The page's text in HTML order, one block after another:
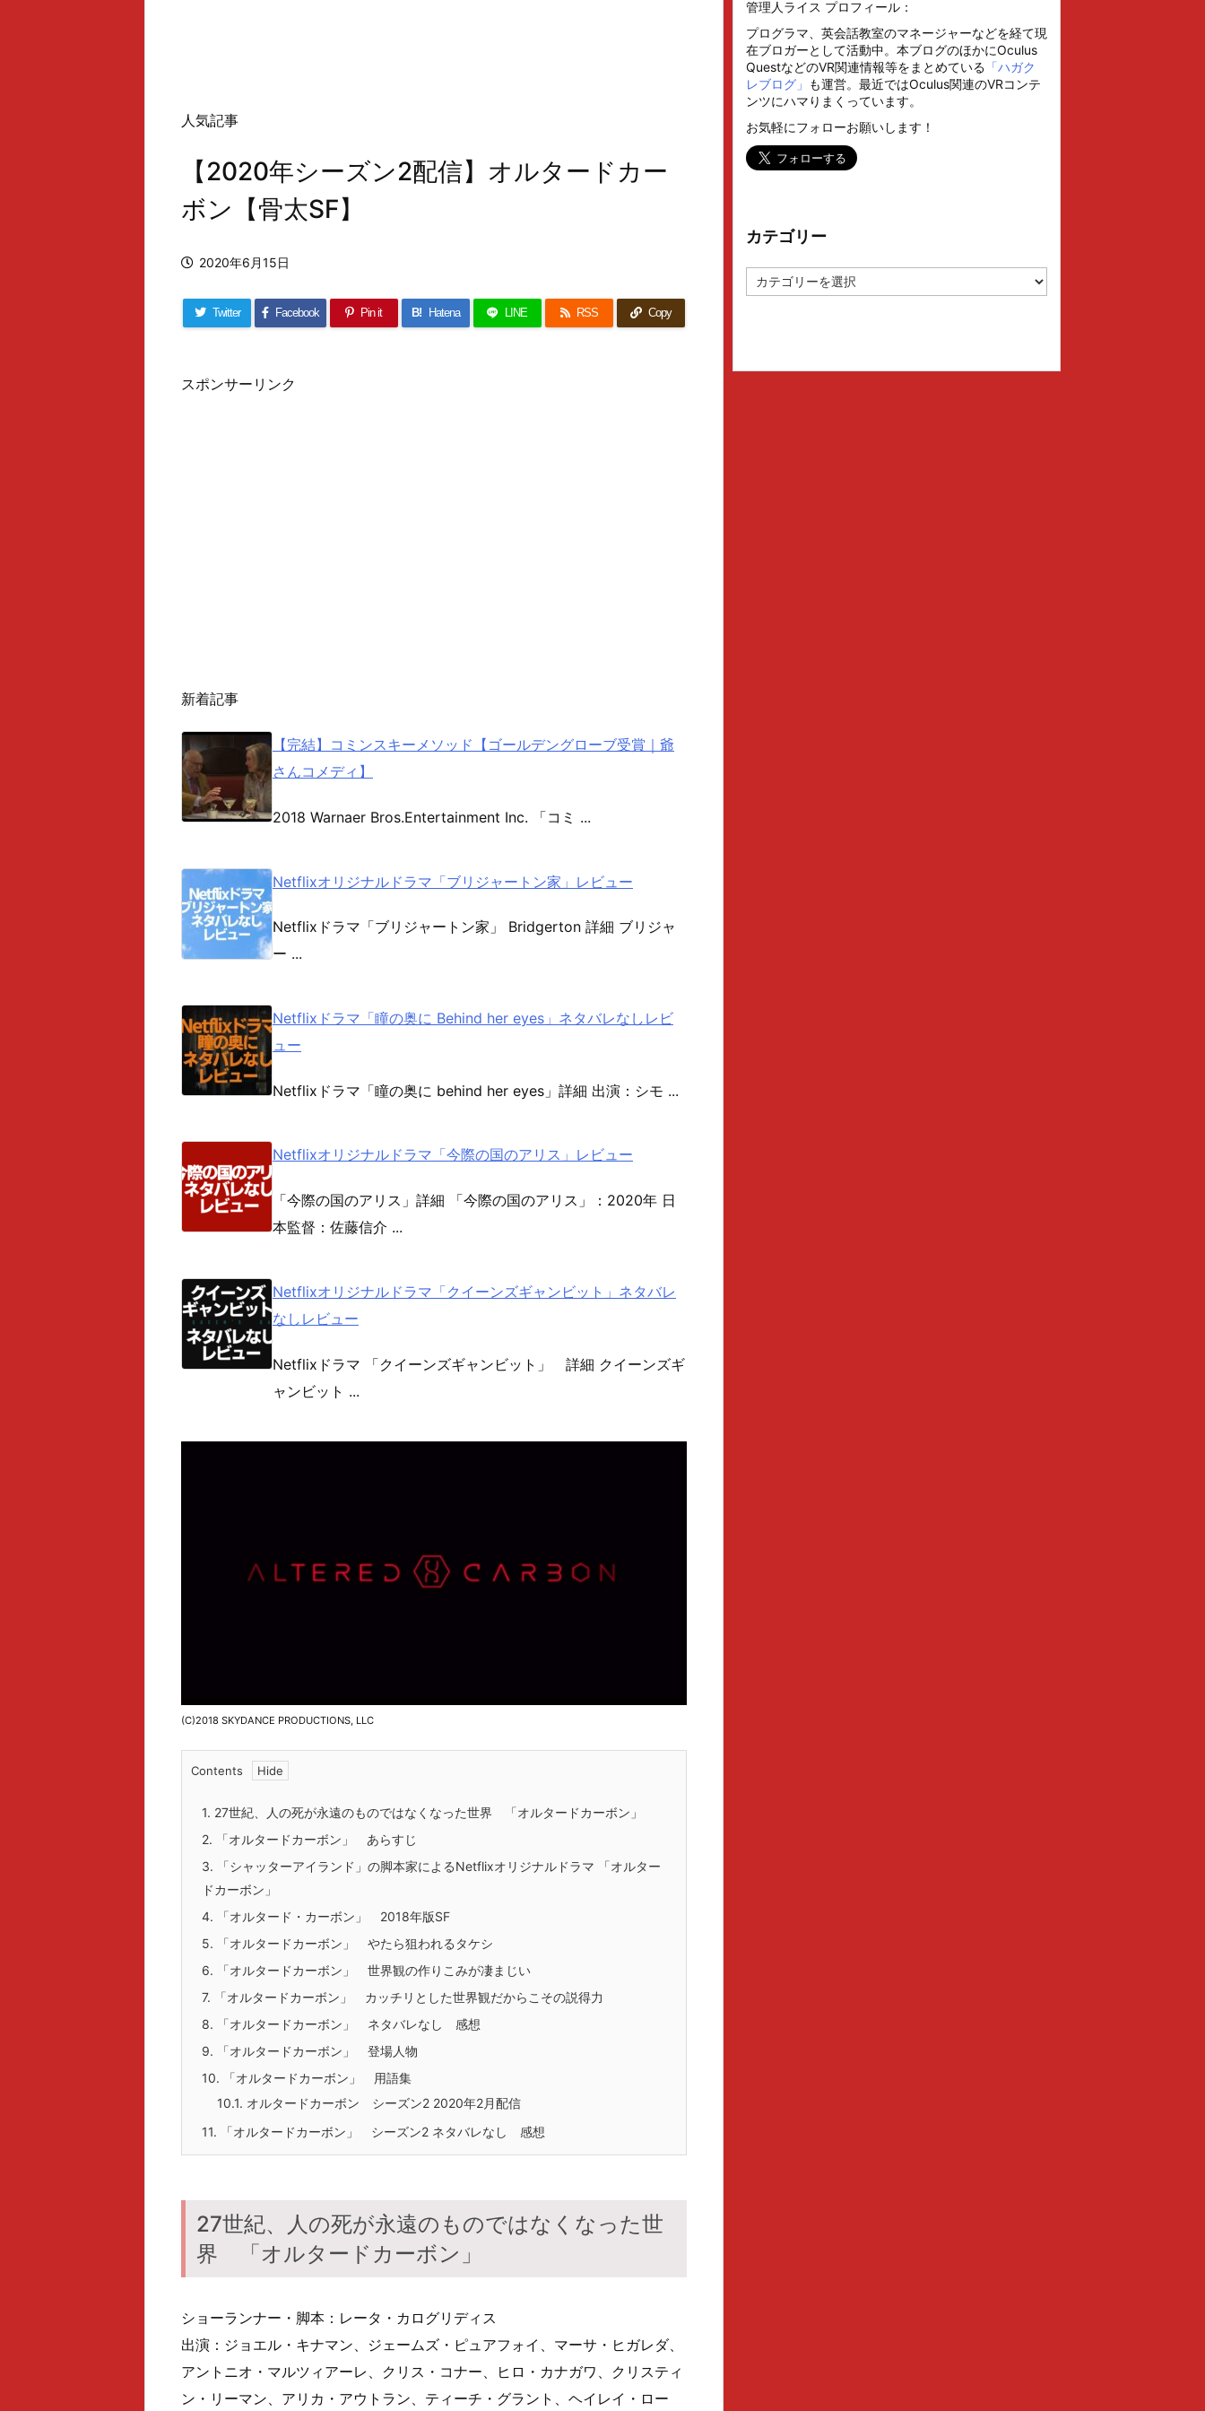
人気記事
【2020年シーズン2配信】オルタードカー
ボン【骨太SF】
2020年6月15日
Twitter Facebook Pin it B! Hatena LINE RSS Copy
スポンサーリンク
新着記事
【完結】コミンスキーメソッド【ゴールデングローブ受賞｜爺
さんコメディ】
2018 Warnaer Bros.Entertainment Inc. 「コミ ...
Netflixオリジナルドラマ「ブリジャートン家」レビュー
Netflixドラマ「ブリジャートン家」 Bridgerton 詳細 ブリジャ
ー ...
Netflixドラマ「瞳の奥に Behind her eyes」ネタバレなしレビ
ュー
Netflixドラマ「瞳の奥に behind her eyes」詳細 出演：シモ ...
Netflixオリジナルドラマ「今際の国のアリス」レビュー
「今際の国のアリス」詳細 「今際の国のアリス」：2020年 日
本監督：佐藤信介 ...
Netflixオリジナルドラマ「クイーンズギャンビット」ネタバレ
なしレビュー
Netflixドラマ 「クイーンズギャンビット」 詳細 クイーンズギ
ャンビット ...
(C)2018 SKYDANCE PRODUCTIONS, LLC
Contents
1. 27世紀、人の死が永遠のものではなくなった世界 「オルタードカーボン」
2. 「オルタードカーボン」 あらすじ
3. 「シャッターアイランド」の脚本家によるNetflixオリジナルドラマ 「オルター
ドカーボン」
4. 「オルタード・カーボン」 2018年版SF
5. 「オルタードカーボン」 やたら狙われるタケシ
6. 「オルタードカーボン」 世界観の作りこみが凄まじい
7. 「オルタードカーボン」 カッチリとした世界観だからこその説得力
8. 「オルタードカーボン」 ネタバレなし 感想
9. 「オルタードカーボン」 登場人物
10. 「オルタードカーボン」 用語集
10.1. オルタードカーボン シーズン2 2020年2月配信
11. 「オルタードカーボン」 シーズン2 ネタバレなし 感想
27世紀、人の死が永遠のものではなくなった世
界 「オルタードカーボン」
ショーランナー・脚本：レータ・カログリディス
出演：ジョエル・キナマン、ジェームズ・ピュアフォイ、マーサ・ヒガレダ、
アントニオ・マルツィアーレ、クリス・コナー、ヒロ・カナガワ、クリスティ
ン・リーマン、アリカ・アウトラン、ティーチ・グラント、ヘイレイ・ロー
管理人ライス プロフィール：
プログラマ、英会話教室のマネージャーなどを経て現
在ブロガーとして活動中。本ブログのほかにOculus
QuestなどのVR関連情報等をまとめている 「ハガク
レブログ」 も運営。最近ではOculus関連のVRコンテ
ンツにハマりまくっています。
お気軽にフォローお願いします！
カテゴリー
テ